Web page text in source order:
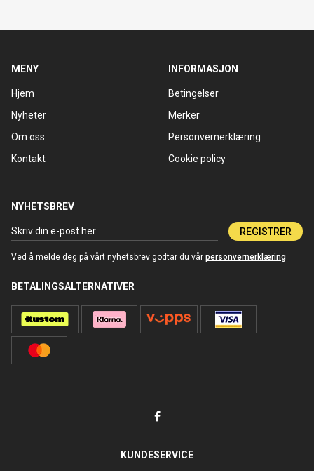
MENY
Hjem
Nyheter
Om oss
Kontakt
INFORMASJON
Betingelser
Merker
Personvernerklæring
Cookie policy
NYHETSBREV
REGISTRER
Ved å melde deg på vårt nyhetsbrev godtar du vår personvernerklæring
BETALINGSALTERNATIVER
KUNDESERVICE